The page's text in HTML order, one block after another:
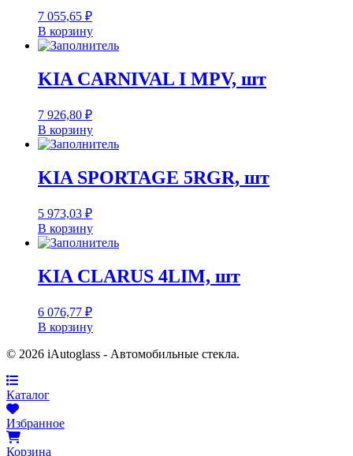
7 055,65 ₽
В корзину
KIA CARNIVAL I MPV, шт
7 926,80 ₽
В корзину
KIA SPORTAGE 5RGR, шт
5 973,03 ₽
В корзину
KIA CLARUS 4LIM, шт
6 076,77 ₽
В корзину
© 2026 iAutoglass - Автомобильные стекла.
Каталог
Избранное
Корзина